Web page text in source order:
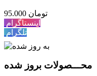
95.000 تومان
اینستاگرام
تلگرام
محـــصولات بروز شده